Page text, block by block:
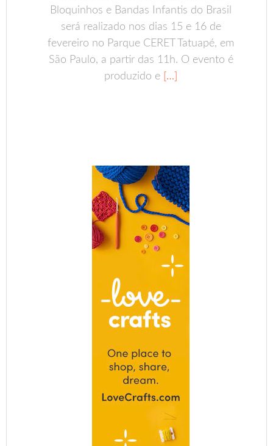
Bloquinhos e Bandas Infantis do Brasil
será realizado nos dias 15 e 16 de
fevereiro no Parque CERET Tatuapé, em
São Paulo, a partir das 11h. O evento é
produzido e […]